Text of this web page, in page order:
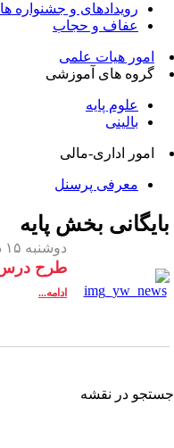
رویدادهای و جشنواره ها
عفاف و حجاب
امور هیات علمی
گروه های آموزشی
علوم پایه
بالینی
امور اداری-مالی
معرفی پرسنل
بخشپایه
دوشنبه ۱۵ دی ۱۳۹۳ -
طرح درس
ادامه...
در نقشه